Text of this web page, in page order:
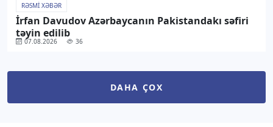
RƏSMI XƏBƏR
İrfan Davudov Azərbaycanın Pakistandakı səfiri
təyin edilib
07.08.2026 36
DAHA ÇOX